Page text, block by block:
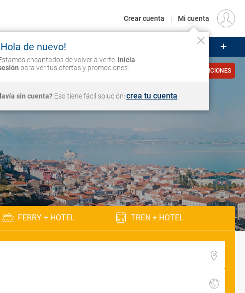
EUR
Crear cuenta | Mi cuenta
de nuevo!
encantados de volver a verte. Inicia
para ver tus ofertas y promociones.
sin cuenta? Eso tiene fácil solución:crea tu cuenta
CRUCEROS
VER CONDICIONES
FERRY + HOTEL TREN + HOTEL